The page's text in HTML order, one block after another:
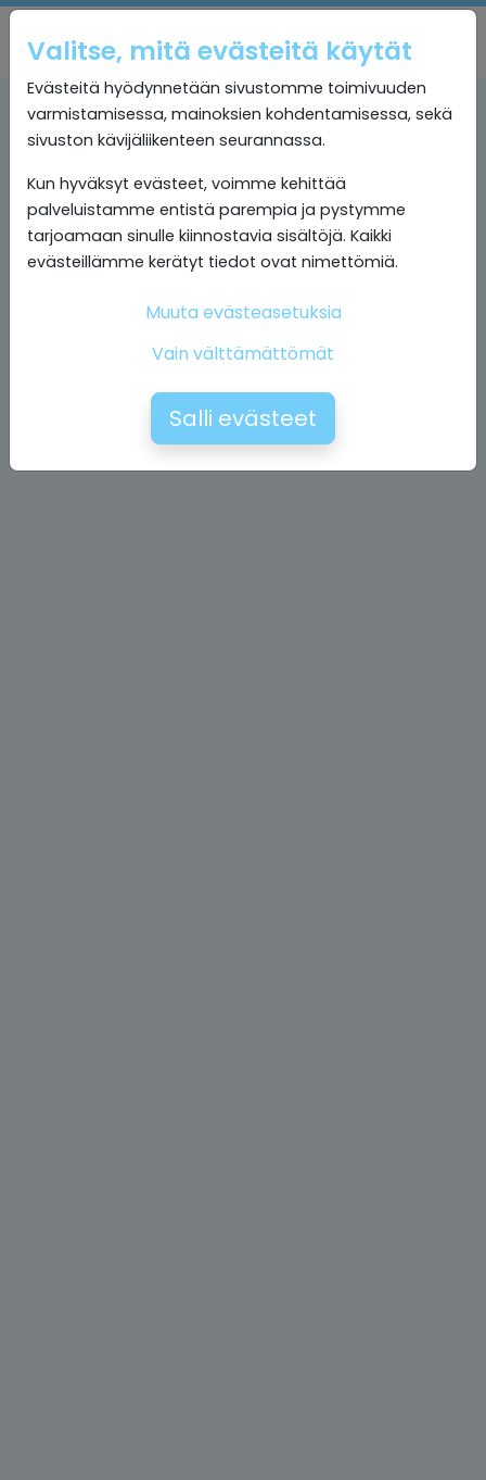
Valitse, mitä evästeitä käytät
Evästeitä hyödynnetään sivustomme toimivuuden
varmistamisessa, mainoksien kohdentamisessa, sekä
sivuston kävijäliikenteen seurannassa.
Kun hyväksyt evästeet, voimme kehittää
palveluistamme entistä parempia ja pystymme
tarjoamaan sinulle kiinnostavia sisältöjä. Kaikki
evästeillämme kerätyt tiedot ovat nimettömiä.
Muuta evästeasetuksia
Vain välttämättömät
Salli evästeet